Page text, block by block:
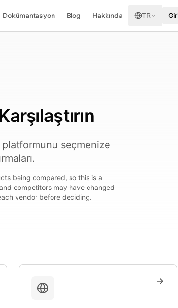
Dokümantasyon Blog Hakkında TR
platformunu seçmenize
being compared, so this is a
competitors may have changed
vendor before deciding.